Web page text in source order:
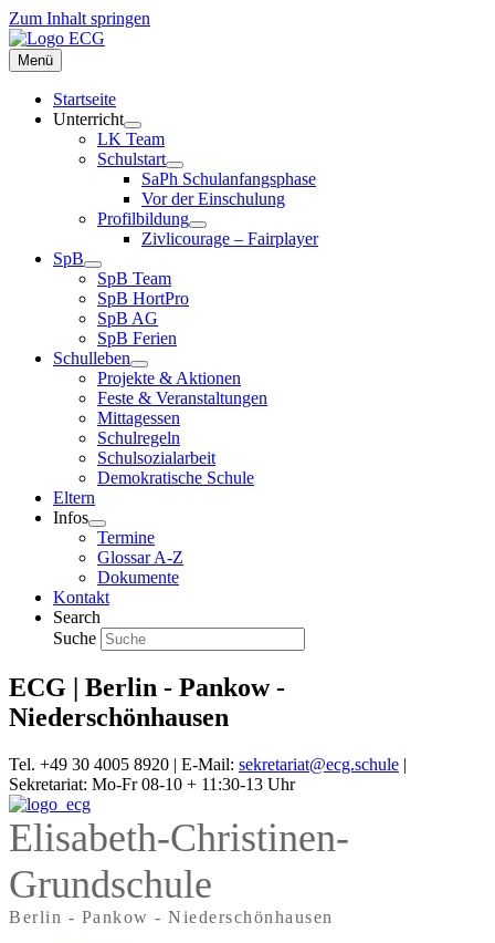
Zum Inhalt springen
Menü
Startseite
Unterricht
LK Team
Schulstart
SaPh Schulanfangsphase
Vor der Einschulung
Profilbildung
Zivlicourage – Fairplayer
SpB
SpB Team
SpB HortPro
SpB AG
SpB Ferien
Schulleben
Projekte & Aktionen
Feste & Veranstaltungen
Mittagessen
Schulregeln
Schulsozialarbeit
Demokratische Schule
Eltern
Infos
Termine
Glossar A-Z
Dokumente
Kontakt
Search
Suche
ECG | Berlin - Pankow -
Niederschönhausen
Tel. +49 30 4005 8920 | E-Mail: sekretariat@ecg.schule |
Sekretariat: Mo-Fr 08-10 + 11:30-13 Uhr
Elisabeth-Christinen-
Grundschule
Berlin - Pankow - Niederschönhausen